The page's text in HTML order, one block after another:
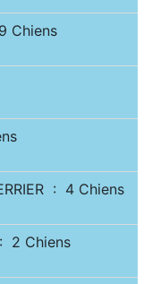
Chiens
: 4 Chiens
: 2 Chiens